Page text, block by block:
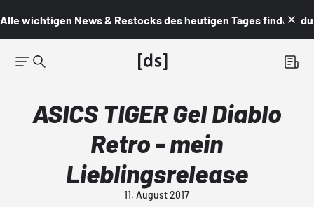
Alle wichtigen News & Restocks des heutigen Tages findest du
ASICS TIGER Gel Diablo
Retro - mein
Lieblingsrelease
11. August 2017